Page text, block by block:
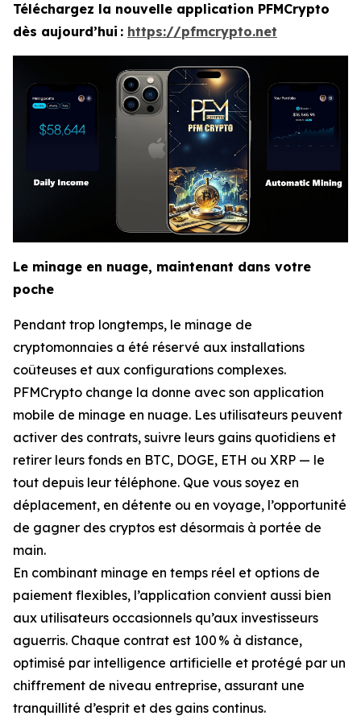
Téléchargez la nouvelle application PFMCrypto
dès aujourd’hui : https://pfmcrypto.net
Le minage en nuage, maintenant dans votre
poche
Pendant trop longtemps, le minage de
cryptomonnaies a été réservé aux installations
coûteuses et aux configurations complexes.
PFMCrypto change la donne avec son application
mobile de minage en nuage. Les utilisateurs peuvent
activer des contrats, suivre leurs gains quotidiens et
retirer leurs fonds en BTC, DOGE, ETH ou XRP — le
tout depuis leur téléphone. Que vous soyez en
déplacement, en détente ou en voyage, l’opportunité
de gagner des cryptos est désormais à portée de
main.
En combinant minage en temps réel et options de
paiement flexibles, l’application convient aussi bien
aux utilisateurs occasionnels qu’aux investisseurs
aguerris. Chaque contrat est 100 % à distance,
optimisé par intelligence artificielle et protégé par un
chiffrement de niveau entreprise, assurant une
tranquillité d’esprit et des gains continus.